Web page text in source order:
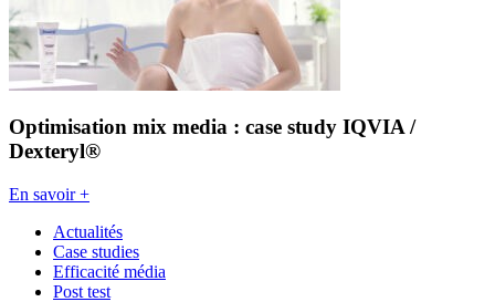
Optimisation mix media : case study IQVIA /
Dexteryl®
En savoir +
Actualités
Case studies
Efficacité média
Post test